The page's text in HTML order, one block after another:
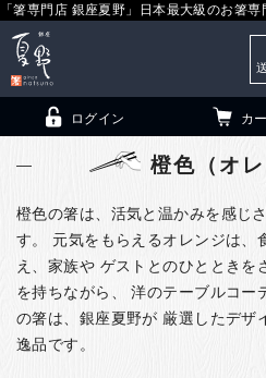
「箸専門店 銀座夏野」日本最大級のお箸専
子供和食器（贈答用・自宅用）
ログイン カ
橙色（オ
橙色の箸は、活気と温かみを感じ
す。 元気をもらえるオレンジは、
え、家族や ゲストとのひとときを
を持ちながら、 洋のテーブルコー
の箸は、銀座夏野が 厳選したデザ
逸品です。